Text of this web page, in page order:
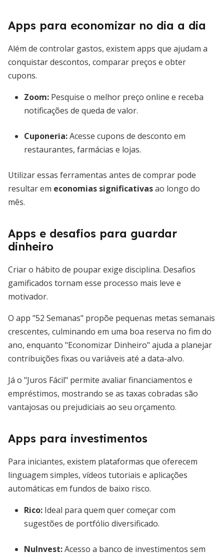
Apps para economizar no dia a dia
Além de controlar gastos, existem apps que ajudam a
conquistar descontos, comparar preços e obter
cupons.
Zoom: Pesquise o melhor preço online e receba
notificações de queda de valor.
Cuponeria:Acesse cupons de desconto em
restaurantes, farmácias e lojas.
Utilizar essas ferramentas antes de comprar pode
resultar em economias significativasao longo do
mês.
Apps e desafios para guardar
dinheiro
Criar o hábito de poupar exige disciplina. Desafios
gamificados tornam esse processo mais leve e
motivador.
O app "52 Semanas" propõe pequenas metas semanais
crescentes, culminando em uma boa reserva no fim do
ano, enquanto "Economizar Dinheiro" ajuda a planejar
contribuições fixas ou variáveis até a data-alvo.
Já o "Juros Fácil" permite avaliar financiamentos e
empréstimos, mostrando se as taxas cobradas são
vantajosas ou prejudiciais ao seu orçamento.
Apps para investimentos
Para iniciantes, existem plataformas que oferecem
linguagem simples, vídeos tutoriais e aplicações
automáticas em fundos de baixo risco.
Rico: Ideal para quem quer começar com
sugestões de portfólio diversificado.
NuInvest:Acesso a banco de investimentos sem